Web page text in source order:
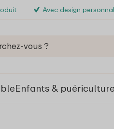
Avec design
Enfants & puériculture